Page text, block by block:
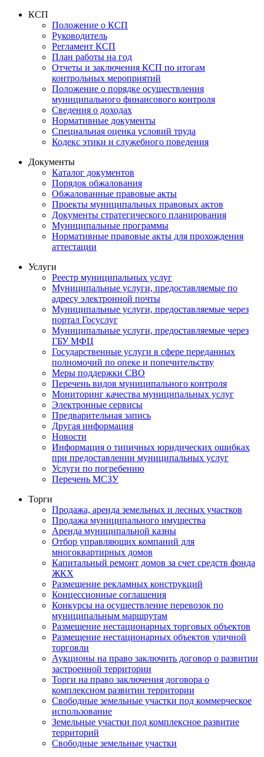
КСП
Положение о КСП
Руководитель
Регламент КСП
План работы на год
Отчеты и заключения КСП по итогам
контрольных мероприятий
Положение о порядке осуществления
муниципального финансового контроля
Сведения о доходах
Нормативные документы
Специальная оценка условий труда
Кодекс этики и служебного поведения
Документы
Каталог документов
Порядок обжалования
Обжалованные правовые акты
Проекты муниципальных правовых актов
Документы стратегического планирования
Муниципальные программы
Нормативные правовые акты для прохождения
аттестации
Услуги
Реестр муниципальных услуг
Муниципальные услуги, предоставляемые по
адресу электронной почты
Муниципальные услуги, предоставляемые через
портал Госуслуг
Муниципальные услуги, предоставляемые через
ГБУ МФЦ
Государственные услуги в сфере переданных
полномочий по опеке и попечительству
Меры поддержки СВО
Перечень видов муниципального контроля
Мониторинг качества муниципальных услуг
Электронные сервисы
Предварительная запись
Другая информация
Новости
Информация о типичных юридических ошибках
при предоставлении муниципальных услуг
Услуги по погребению
Перечень МСЗУ
Торги
Продажа, аренда земельных и лесных участков
Продажа муниципального имущества
Аренда муниципальной казны
Отбор управляющих компаний для
многоквартирных домов
Капитальный ремонт домов за счет средств фонда
ЖКХ
Размещение рекламных конструкций
Концессионные соглашения
Конкурсы на осуществление перевозок по
муниципальным маршрутам
Размещение нестационарных торговых объектов
Размещение нестационарных объектов уличной
торговли
Аукционы на право заключить договор о развитии
застроенной территории
Торги на право заключения договора о
комплексном развитии территории
Свободные земельные участки под коммерческое
использование
Земельные участки под комплексное развитие
территорий
Свободные земельные участки